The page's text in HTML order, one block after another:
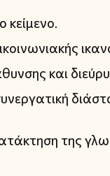
κείμενο.
και
της